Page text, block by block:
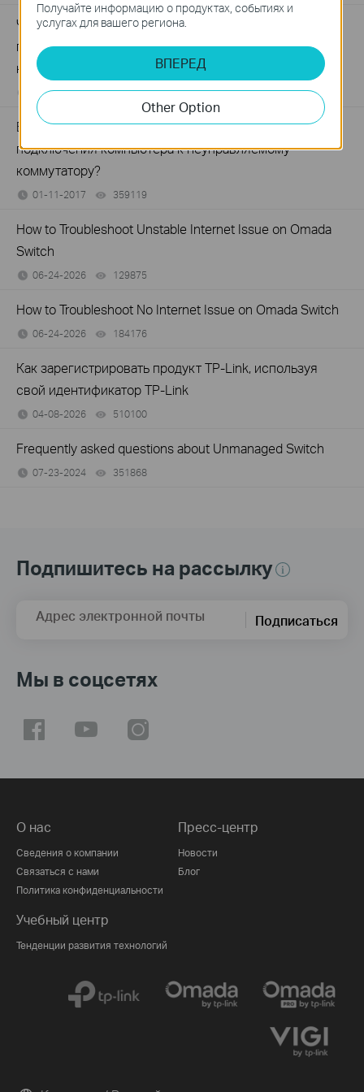
Что делать, если на компьютере отсутствует
подключение при соединении с неуправляемым
коммутатором по кабелю?
03-21-2023 317015views
Вопрос: Что делать при медленной скорости
подключения компьютера к неуправляемому
коммутатору?
01-11-2017 359119
How to Troubleshoot Unstable Internet Issue on Omada
Switch
06-24-2026 129875
How to Troubleshoot No Internet Issue on Omada Switch
06-24-2026 184176
Как зарегистрировать продукт TP-Link, используя
свой идентификатор TP-Link
04-08-2026 510100
Frequently asked questions about Unmanaged Switch
07-23-2024 351868
Подпишитесь на рассылку
Адрес электронной почты Подписаться
Мы в соцсетях
О нас
Сведения о компании
Связаться с нами
Политика конфиденциальности
Пресс-центр
Новости
Блог
Учебный центр
Тенденции развития технологий
Получайте информацию о продуктах, событиях и
услугах для вашего региона.
ВПЕРЕД
Other Option